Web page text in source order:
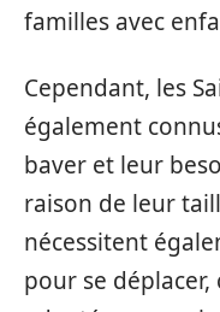
familles avec
Cependant, les
également
baver et leur
raison de leur
nécessitent
pour se